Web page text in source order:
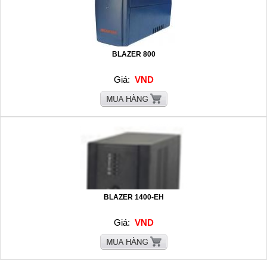
BLAZER 800
Giá: VND
BLAZER 1400-EH
Giá: VND